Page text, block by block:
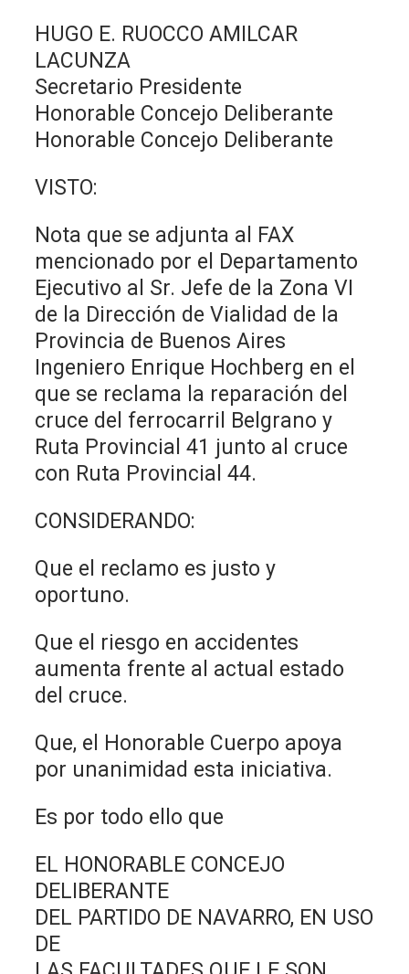
HUGO E. RUOCCO AMILCAR
LACUNZA
Secretario Presidente
Honorable Concejo Deliberante
Honorable Concejo Deliberante
VISTO:
Nota que se adjunta al FAX
mencionado por el Departamento
Ejecutivo al Sr. Jefe de la Zona VI
de la Dirección de Vialidad de la
Provincia de Buenos Aires
Ingeniero Enrique Hochberg en el
que se reclama la reparación del
cruce del ferrocarril Belgrano y
Ruta Provincial 41 junto al cruce
con Ruta Provincial 44.
CONSIDERANDO:
Que el reclamo es justo y
oportuno.
Que el riesgo en accidentes
aumenta frente al actual estado
del cruce.
Que, el Honorable Cuerpo apoya
por unanimidad esta iniciativa.
Es por todo ello que
EL HONORABLE CONCEJO
DELIBERANTE
DEL PARTIDO DE NAVARRO, EN USO
DE